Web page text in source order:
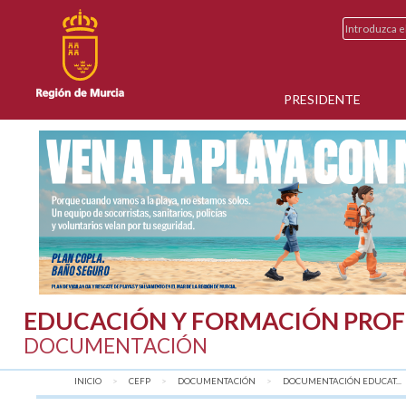
PRESIDENTE
EDUCACIÓN Y FORMACIÓN
DOCUMENTACIÓN
INICIO CEFP DOCUMENTACIÓN DOCUMENTACIÓN EDUCAT...